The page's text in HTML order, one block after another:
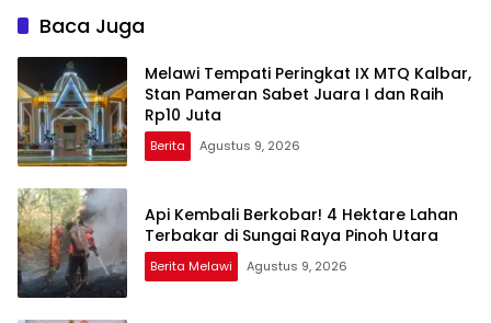
Baca Juga
Melawi Tempati Peringkat IX MTQ Kalbar,
Stan Pameran Sabet Juara I dan Raih
Rp10 Juta
Berita Agustus 9, 2026
Api Kembali Berkobar! 4 Hektare Lahan
Terbakar di Sungai Raya Pinoh Utara
Berita Melawi Agustus 9, 2026